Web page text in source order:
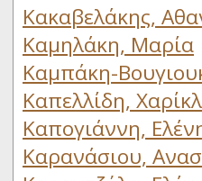
Κακαβελάκης,
Καμηλάκη, Μαρία
Καμπάκη-
Καπελλίδη,
Καπογιάννη,
Καρανάσιου,